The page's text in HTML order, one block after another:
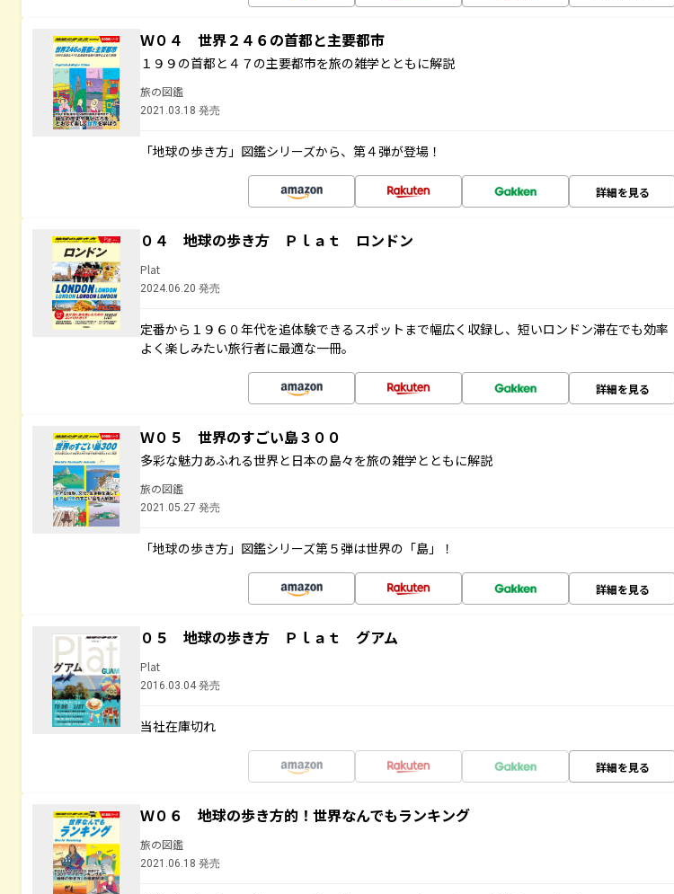
Ｗ０４ 世界２４６の首都と主要都市
１９９の首都と４７の主要都市を旅の雑学とともに解説
旅の図鑑
2021.03.18 発売
「地球の歩き方」図鑑シリーズから、第４弾が登場！
詳細を見る
０４ 地球の歩き方 Ｐｌａｔ ロンドン
Plat
2024.06.20 発売
定番から１９６０年代を追体験できるスポットまで幅広く収録し、短いロンドン滞在でも効率
よく楽しみたい旅行者に最適な一冊。
詳細を見る
Ｗ０５ 世界のすごい島３００
多彩な魅力あふれる世界と日本の島々を旅の雑学とともに解説
旅の図鑑
2021.05.27 発売
「地球の歩き方」図鑑シリーズ第５弾は世界の「島」！
詳細を見る
０５ 地球の歩き方 Ｐｌａｔ グアム
Plat
2016.03.04 発売
当社在庫切れ
詳細を見る
Ｗ０６ 地球の歩き方的！世界なんでもランキング
旅の図鑑
2021.06.18 発売